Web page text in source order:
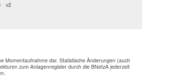
v2
Momentaufnahme dar. Statistische Änderungen (auch
zum Anlagenregister durch die BNetzA jederzeit